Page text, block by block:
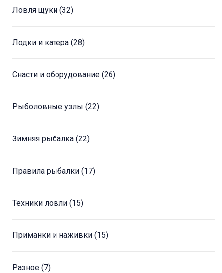
Ловля щуки (32)
Лодки и катера (28)
Снасти и оборудование (26)
Рыболовные узлы (22)
Зимняя рыбалка (22)
Правила рыбалки (17)
Техники ловли (15)
Приманки и наживки (15)
Разное (7)